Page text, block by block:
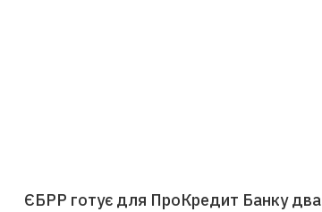
ЄБРР готує для ПроКредит Банку два